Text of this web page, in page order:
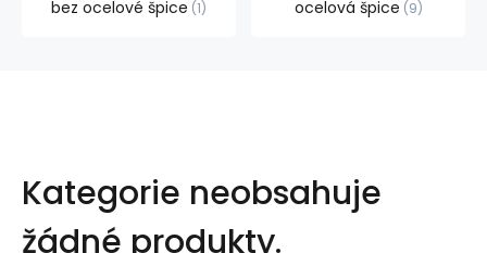
bez ocelové špice 1 ocelová špice 9
Kategorie neobsahuje
žádné produkty.